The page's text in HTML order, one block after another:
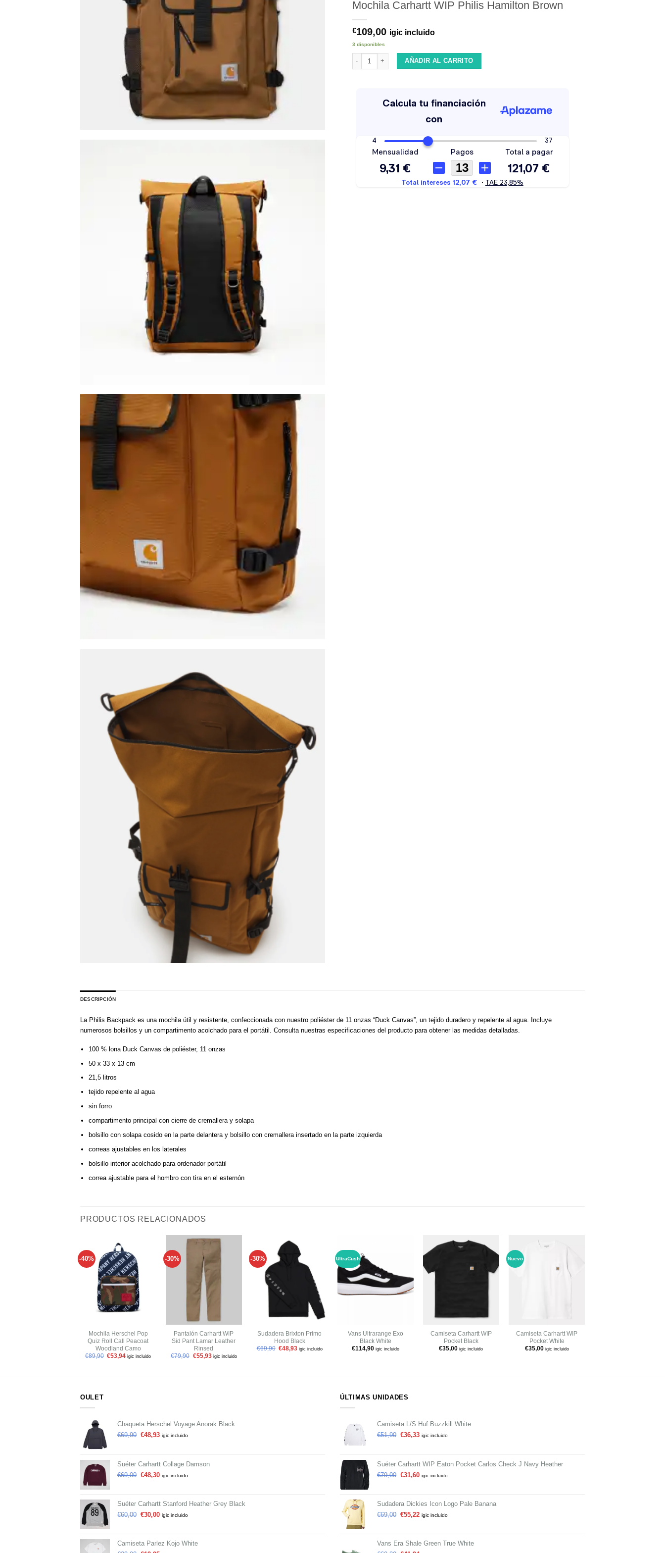
Mochila Carhartt WIP Philis Hamilton Brown
€109,00 igic incluido
3 disponibles
Mochila Carhartt WIP Philis Hamilton Brown cantidad
AÑADIR AL CARRITO
DESCRIPCIÓN
La Philis Backpack es una mochila útil y resistente, confeccionada con nuestro poliéster de 11 onzas “Duck Canvas”, un tejido duradero y repelente al agua. Incluye
numerosos bolsillos y un compartimento acolchado para el portátil. Consulta nuestras especificaciones del producto para obtener las medidas detalladas.
100 % lona Duck Canvas de poliéster, 11 onzas
50 x 33 x 13 cm
21,5 litros
tejido repelente al agua
sin forro
compartimento principal con cierre de cremallera y solapa
bolsillo con solapa cosido en la parte delantera y bolsillo con cremallera insertado en la parte izquierda
correas ajustables en los laterales
bolsillo interior acolchado para ordenador portátil
correa ajustable para el hombro con tira en el esternón
PRODUCTOS RELACIONADOS
-40%
Añadir
a tu
lista de
deseos
Mochila Herschel Pop
Quiz Roll Call Peacoat
Woodland Camo
€89,90 €53,94 igic incluido
-30%
Pantalón Carhartt WIP
Sid Pant Lamar Leather
Rinsed
€79,90 €55,93 igic incluido
-30%
Añadir
a tu
lista de
deseos
Sudadera Brixton Primo
Hood Black
€69,90 €48,93 igic incluido
UltraCush
lista de
Vans Ultrarange Exo
Black White
€114,90 igic incluido
+
Camiseta Carhartt WIP
Pocket Black
€35,00 igic incluido
Nuevo
Añadir
a tu
lista de
Camiseta Carhartt WIP
Pocket White
€35,00 igic incluido
OULET
Chaqueta Herschel Voyage Anorak Black
€69,90 €48,93 igic incluido
Suéter Carhartt Collage Damson
€69,00 €48,30 igic incluido
Suéter Carhartt Stanford Heather Grey Black
€60,00 €30,00 igic incluido
Camiseta Parlez Kojo White
ÚLTIMAS UNIDADES
Camiseta L/S Huf Buzzkill White
€51,90 €36,33 igic incluido
Suéter Carhartt WIP Eaton Pocket Carlos Check J Navy Heather
€79,00 €31,60 igic incluido
Sudadera Dickies Icon Logo Pale Banana
€69,00 €55,22 igic incluido
Vans Era Shale Green True White